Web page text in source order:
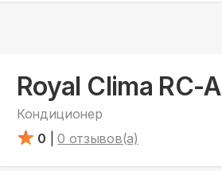
Royal Clima RC-
Кондиционер
0
0 отзывов(а)